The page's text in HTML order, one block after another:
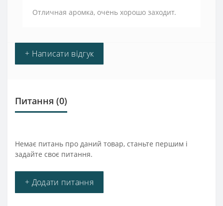
Отличная аромка, очень хорошо заходит.
+ Написати відгук
Питання (0)
Немає питань про даний товар, станьте першим і
задайте своє питання.
+ Додати питання